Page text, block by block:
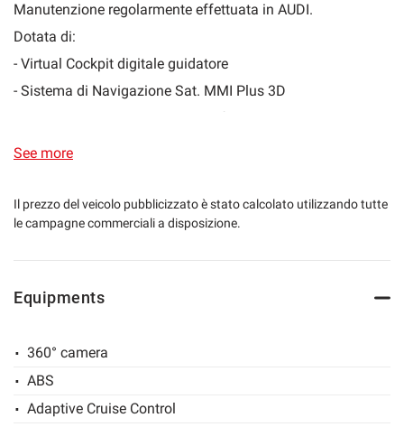
Manutenzione regolarmente effettuata in AUDI.
Dotata di:
- Virtual Cockpit digitale guidatore
- Sistema di Navigazione Sat. MMI Plus 3D
- Audi smartphone interface
- Sistema Audi Drive Select con regolazione sospensioni e
modalità di guida
- Inserti in radica di noce naturale
mediante sensori (con SAFELOCK)
- Climatronic 4 zone
· Pacchetto Air Quality (profumatore)
See more
Il prezzo del veicolo pubblicizzato è stato calcolato utilizzando tutte
le campagne commerciali a disposizione.
Equipments
360° camera
ABS
Adaptive Cruise Control
Needed cookies
User experience improvement cookies
Analytical cookies
Marketing cookies
policy
Save
settings